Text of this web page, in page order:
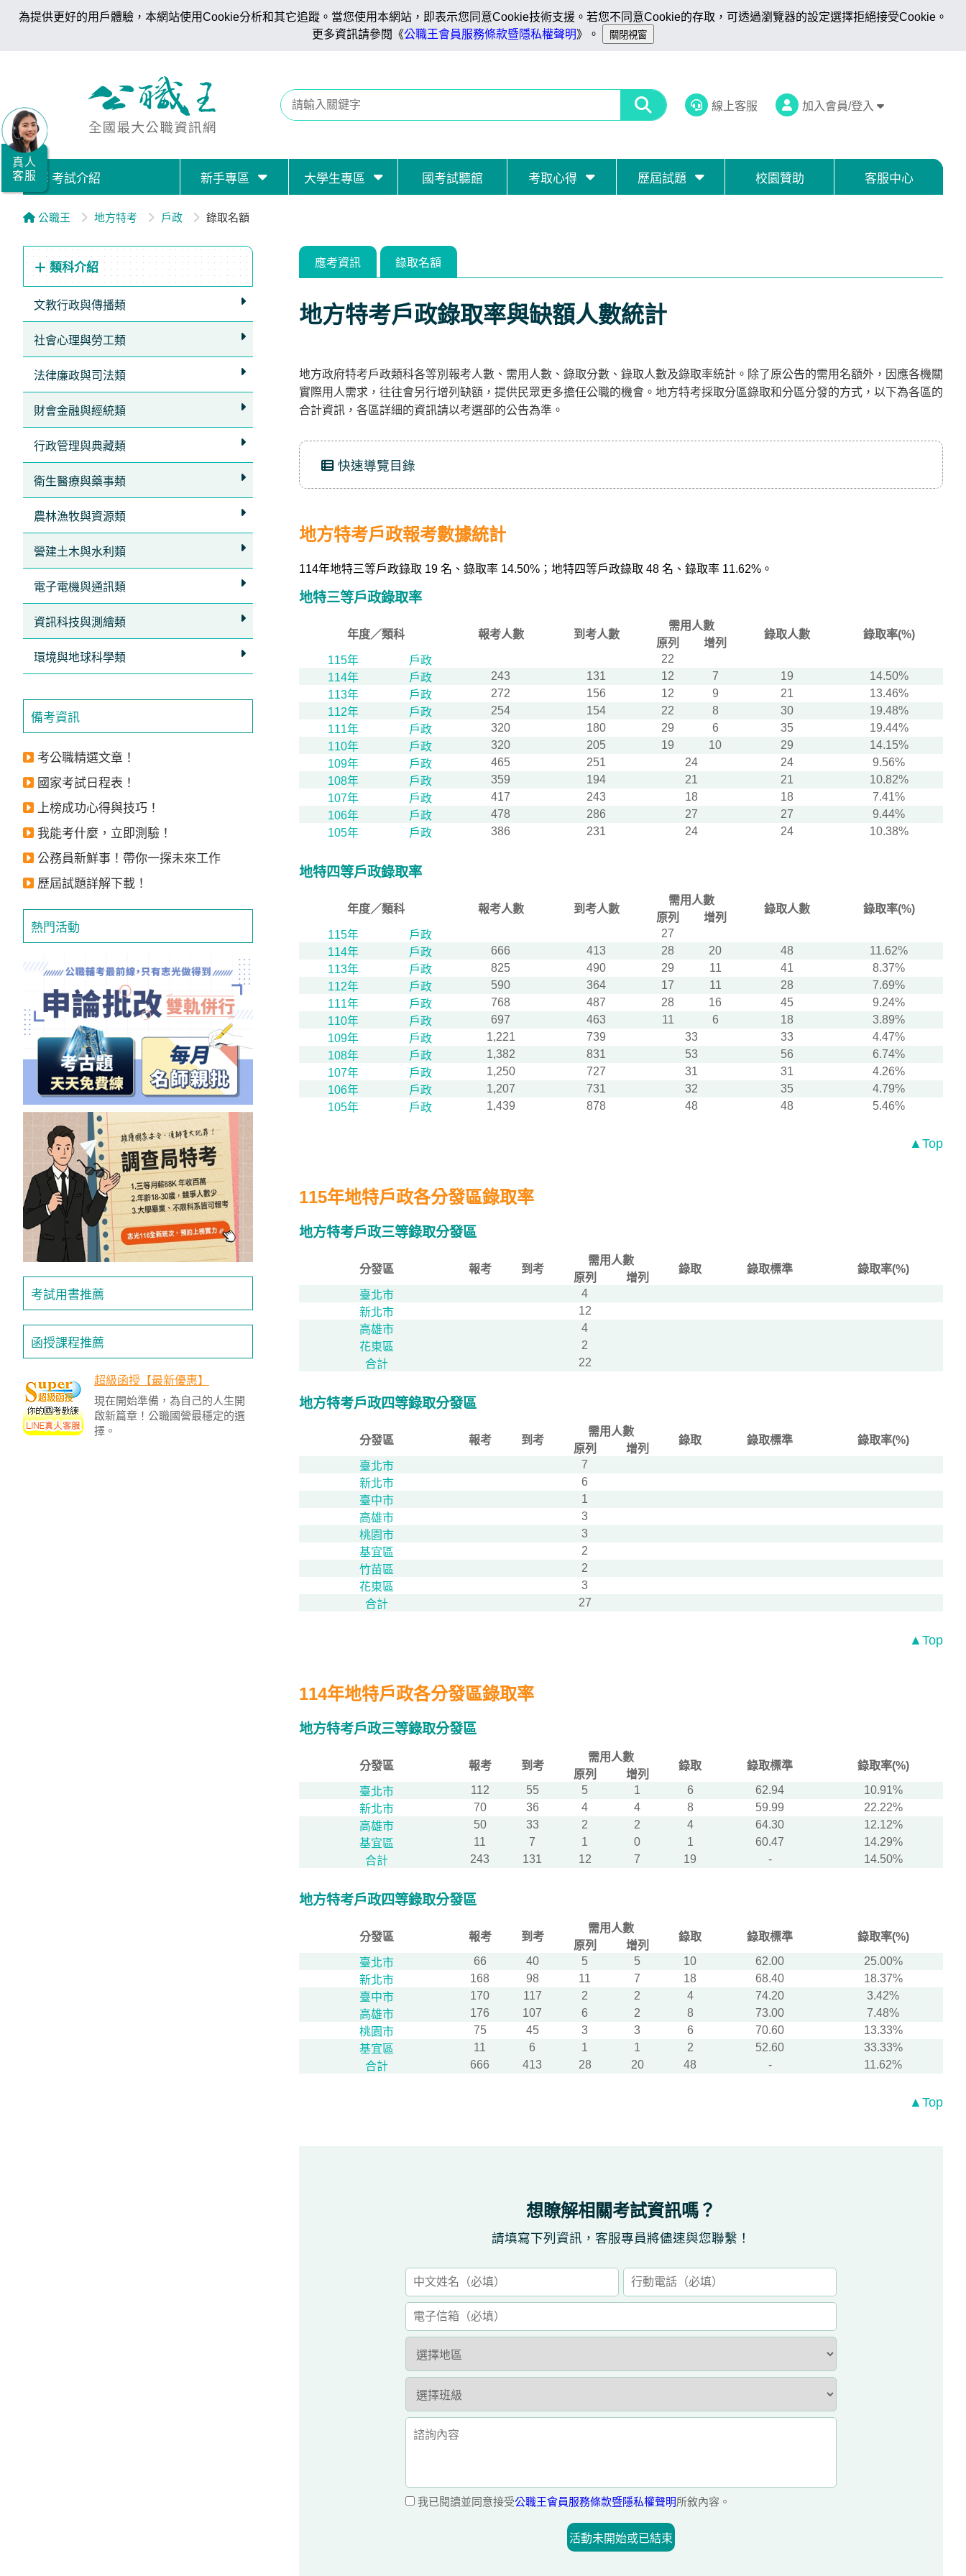
為提供更好的用戶體驗，本網站使用Cookie分析和其它追蹤。當您使用本網站，即表示您同意Cookie技術支援。若您不同意Cookie的存取，可透過瀏覽器的設定選擇拒絕接受Cookie。
更多資訊請參閱《公職王會員服務條款暨隱私權聲明》。
線上客服 加入會員/登入
考試介紹 新手專區 大學生專區 國考試聽館 考取心得 歷屆試題 校園贊助 客服中心
公職王 地方特考 戶政 錄取名額
類科介紹
文教行政與傳播類
社會心理與勞工類
法律廉政與司法類
財會金融與經統類
行政管理與典藏類
衛生醫療與藥事類
農林漁牧與資源類
營建土木與水利類
電子電機與通訊類
資訊科技與測繪類
環境與地球科學類
備考資訊
考公職精選文章！
國家考試日程表！
上榜成功心得與技巧！
我能考什麼，立即測驗！
公務員新鮮事！帶你一探未來工作
歷屆試題詳解下載！
熱門活動
考試用書推薦
函授課程推薦
超級函授【最新優惠】
現在開始準備，為自己的人生開
啟新篇章！公職國營最穩定的選
擇。
應考資訊 錄取名額
地方特考戶政錄取率與缺額人數統計
地方政府特考戶政類科各等別報考人數、需用人數、錄取分數、錄取人數及錄取率統計。除了原公告的需用名額外，因應各機關
實際用人需求，往往會另行增列缺額，提供民眾更多擔任公職的機會。地方特考採取分區錄取和分區分發的方式，以下為各區的
合計資訊，各區詳細的資訊請以考選部的公告為準。
快速導覽目錄
地方特考戶政報考數據統計
114年地特三等戶政錄取 19 名、錄取率 14.50%；地特四等戶政錄取 48 名、錄取率 11.62%。
地特三等戶政錄取率
年度／類科 報考人數 到考人數
需用人數
錄取人數 錄取率(%)
原列
增列
115年
戶政
22
114年
戶政 243 131 12 7 19
14.50%
113年
戶政 272 156 12 9 21
13.46%
112年
戶政 254 154 22 8 30
19.48%
111年
戶政 320 180 29 6 35
19.44%
110年
戶政 320 205 19 10 29
14.15%
109年
戶政 465 251 24 24
9.56%
108年
戶政 359 194 21 21
10.82%
107年
戶政 417 243 18 18
7.41%
106年
戶政 478 286 27 27
9.44%
105年
戶政 386 231 24 24 10.38%
地特四等戶政錄取率
年度／類科 報考人數 到考人數
需用人數
錄取人數 錄取率(%)
原列
增列
115年
戶政
27
114年
戶政 666 413 28 20 48
11.62%
113年
戶政 825 490 29 11 41
8.37%
112年
戶政 590 364 17 11 28
7.69%
111年
戶政 768 487 28 16 45
9.24%
110年
戶政 697 463 11 6 18
3.89%
109年
戶政 1,221 739 33 33
4.47%
108年
戶政 1,382 831 53 56
6.74%
107年
戶政 1,250 727 31 31
4.26%
106年
戶政 1,207 731 32 35
4.79%
105年
戶政 1,439 878 48 48 5.46%
▲Top
115年地特戶政各分發區錄取率
地方特考戶政三等錄取分發區
分發區 報考 到考
需用人數
錄取 錄取標準 錄取率(%)
原列
增列
臺北市
4
新北市
12
高雄市
4
花東區
2
合計
22
地方特考戶政四等錄取分發區
分發區 報考 到考
需用人數
錄取 錄取標準 錄取率(%)
原列
增列
臺北市
7
新北市
6
臺中市
1
高雄市
3
桃園市
3
基宜區
2
竹苗區
2
花東區
3
合計
27
▲Top
114年地特戶政各分發區錄取率
地方特考戶政三等錄取分發區
分發區 報考 到考
需用人數
錄取 錄取標準 錄取率(%)
原列
增列
臺北市
112 55 5 1 6 62.94
10.91%
新北市
70 36 4 4 8 59.99
22.22%
高雄市
50 33 2 2 4 64.30
12.12%
基宜區
11 7 1 0 1 60.47
14.29%
合計
243 131 12 7 19 - 14.50%
地方特考戶政四等錄取分發區
分發區 報考 到考
需用人數
錄取 錄取標準 錄取率(%)
原列
增列
臺北市
66 40 5 5 10 62.00
25.00%
新北市
168 98 11 7 18 68.40
18.37%
臺中市
170 117 2 2 4 74.20
3.42%
高雄市
176 107 6 2 8 73.00
7.48%
桃園市
75 45 3 3 6 70.60
13.33%
基宜區
11 6 1 1 2 52.60
33.33%
合計
666 413 28 20 48 - 11.62%
▲Top
想瞭解相關考試資訊嗎？
請填寫下列資訊，客服專員將儘速與您聯繫！
我已閱讀並同意接受公職王會員服務條款暨隱私權聲明所敘內容。
活動未開始或已結束
真人
客服
職/
就
業/
證
務
據
點
即
LINE
方
人
，
再
得
500
扣！